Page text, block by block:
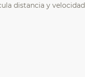
distancia y velocidad